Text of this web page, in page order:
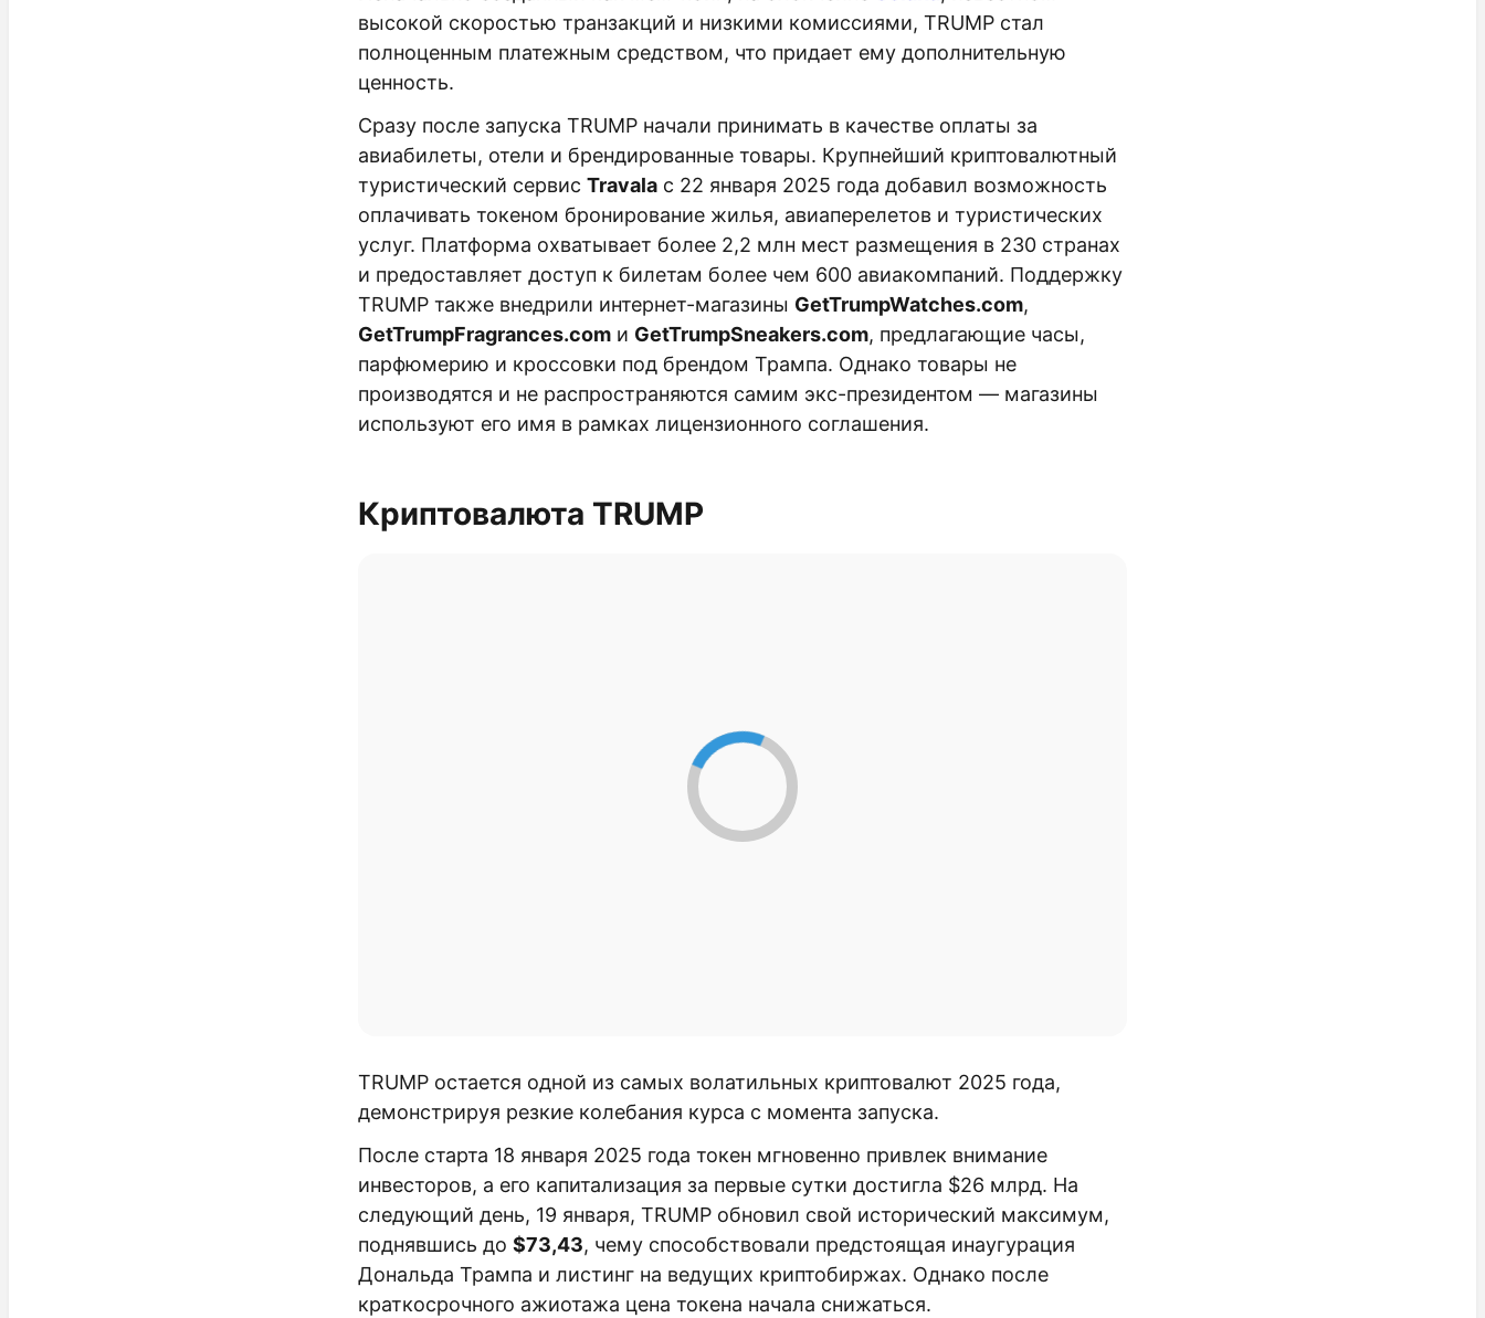
высокой скоростью транзакций и низкими комиссиями, TRUMP стал
полноценным платежным средством, что придает ему дополнительную
ценность.
Сразу после запуска TRUMP начали принимать в качестве оплаты за
авиабилеты, отели и брендированные товары. Крупнейший криптовалютный
туристический сервис Travala с 22 января 2025 года добавил возможность
оплачивать токеном бронирование жилья, авиаперелетов и туристических
услуг. Платформа охватывает более 2,2 млн мест размещения в 230 странах
и предоставляет доступ к билетам более чем 600 авиакомпаний. Поддержку
TRUMP также внедрили интернет-магазины GetTrumpWatches.com,
GetTrumpFragrances.com и GetTrumpSneakers.com, предлагающие часы,
парфюмерию и кроссовки под брендом Трампа. Однако товары не
производятся и не распространяются самим экс-президентом — магазины
используют его имя в рамках лицензионного соглашения.
Криптовалюта TRUMP
TRUMP остается одной из самых волатильных криптовалют 2025 года,
демонстрируя резкие колебания курса с момента запуска.
После старта 18 января 2025 года токен мгновенно привлек внимание
инвесторов, а его капитализация за первые сутки достигла $26 млрд. На
следующий день, 19 января, TRUMP обновил свой исторический максимум,
поднявшись до $73,43, чему способствовали предстоящая инаугурация
Дональда Трампа и листинг на ведущих криптобиржах. Однако после
краткосрочного ажиотажа цена токена начала снижаться.